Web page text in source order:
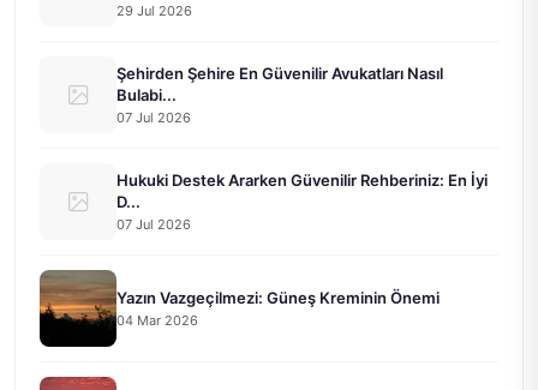
29 Jul 2026
Şehirden Şehire En Güvenilir Avukatları Nasıl
Bulabi...
07 Jul 2026
Hukuki Destek Ararken Güvenilir Rehberiniz: En İyi
D...
07 Jul 2026
Yazın Vazgeçilmezi: Güneş Kreminin Önemi
04 Mar 2026